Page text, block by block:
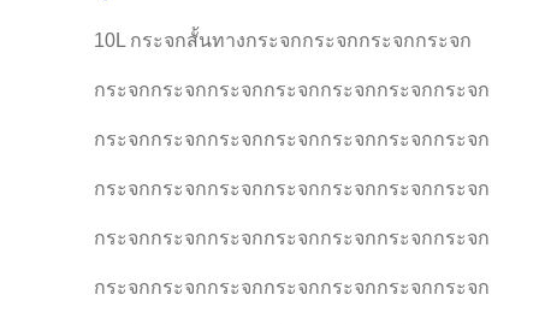
10L กระจกสั้นทางกระจกกระจกกระจกกระจก
กระจกกระจกกระจกกระจกกระจกกระจกกระจก
กระจกกระจกกระจกกระจกกระจกกระจกกระจก
กระจกกระจกกระจกกระจกกระจกกระจกกระจก
กระจกกระจกกระจกกระจกกระจกกระจกกระจก
กระจกกระจกกระจกกระจกกระจกกระจกกระจก